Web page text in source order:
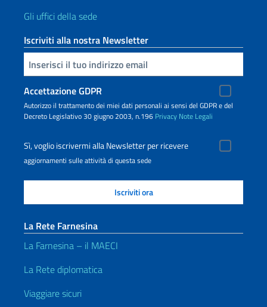
Gli uffici della sede
Iscriviti alla nostra Newsletter
Inserisci la tua email
Accettazione GDPR
Autorizzo il trattamento dei miei dati personali ai sensi del GDPR e del
Decreto Legislativo 30 giugno 2003, n.196 Privacy Note Legali
Sì, voglio iscrivermi alla Newsletter per ricevere
aggiornamenti sulle attività di questa sede
La Rete Farnesina
La Farnesina – il MAECI
La Rete diplomatica
Viaggiare sicuri